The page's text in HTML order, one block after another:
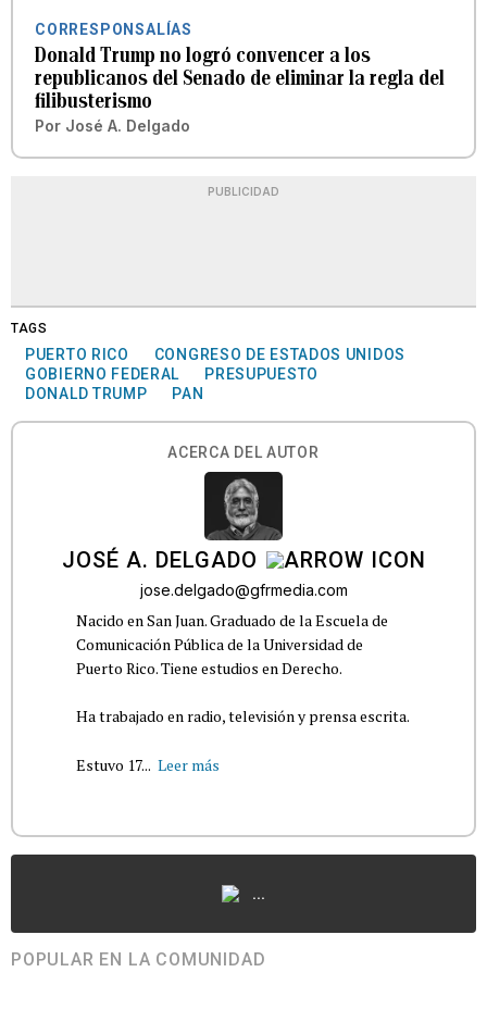
CORRESPONSALÍAS
Donald Trump no logró convencer a los
republicanos del Senado de eliminar la regla del
filibusterismo
Por José A. Delgado
PUBLICIDAD
TAGS
PUERTO RICO
CONGRESO DE ESTADOS UNIDOS
GOBIERNO FEDERAL
PRESUPUESTO
DONALD TRUMP
PAN
ACERCA DEL AUTOR
JOSÉ A. DELGADO
jose.delgado@gfrmedia.com
Nacido en San Juan. Graduado de la Escuela de
Comunicación Pública de la Universidad de
Puerto Rico. Tiene estudios en Derecho.
Ha trabajado en radio, televisión y prensa escrita.
Estuvo 17... Leer más
...
POPULAR EN LA COMUNIDAD